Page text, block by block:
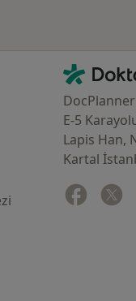
İletişim
DoktorTakvimi
E-5
Lapis Han,
Kartal
yeni